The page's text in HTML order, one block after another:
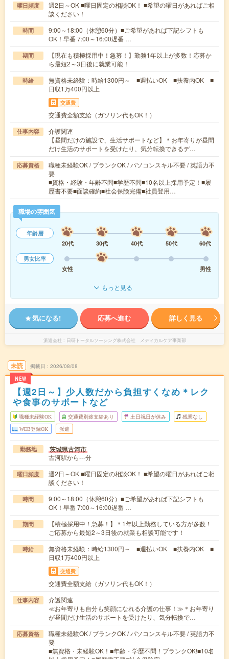
曜日頻度
週2日～OK ■曜日固定の相談OK！ ■希望の曜日があればご相
談ください！
時間
9:00～18:00（休憩60分）■ご希望があれば下記シフトも
OK！早番 7:00～16:00遅番 …
期間
【現在も積極採用中！急募！】勤務1年以上が多数！応募か
ら最短2～3日後に就業可能！
時給
無資格未経験：時給1300円～ ■週払いOK ■扶養内OK ■
日収1万400円以上
交通費
交通費全額支給（ガソリン代もOK！）
仕事内容
介護関連
【昼間だけの施設で、生活サポートなど】＊お年寄りが昼間
だけ生活のサポートを受けたり、気分転換できるデ…
応募資格
職種未経験OK / ブランクOK / パソコンスキル不要 / 英語力不
要
■資格・経験・年齢不問■学歴不問■10名以上採用予定！■履
歴書不要■面談確約■社会保険完備■社員登用…
職場の雰囲気
年齢層
20代
30代 40代 50代
60代
男女比率
女性
男性
もっと見る
気になる! 応募へ進む 詳しく見る
派遣会社 日研トータルソーシング株式会社 メディカルケア事業部
未読
NEW
掲載日 2026/08/08
【週2日～】少人数だから負担すくなめ＊レク
や食事のサポートなど
職種未経験OK 交通費別途支給あり 土日祝日が休み 残業なし
WEB登録OK 派遣
勤務地 茨城県古河市
古河駅から---分
曜日頻度
週2日～OK ■曜日固定の相談OK！ ■希望の曜日があればご相
談ください！
時間
9:00～18:00（休憩60分）■ご希望があれば下記シフトも
OK！早番 7:00～16:00遅番 …
期間
【積極採用中！急募！】＊1年以上勤務している方が多数！
ご応募から最短2～3日後の就業も相談可能です！
時給
無資格未経験：時給1300円～ ■週払いOK ■扶養内OK ■
日収1万400円以上
交通費
交通費全額支給（ガソリン代もOK！）
仕事内容
介護関連
≪お年寄りも自分も笑顔になれる介護の仕事！≫＊お年寄り
が昼間だけ生活のサポートを受けたり、気分転換で…
応募資格
職種未経験OK / ブランクOK / パソコンスキル不要 / 英語力不
要
■無資格・未経験OK！■年齢・学歴不問！ブランクOK!■10名